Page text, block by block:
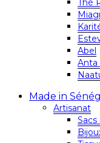
Thé
Abel
Anta
Made in
Artisanat
Sacs